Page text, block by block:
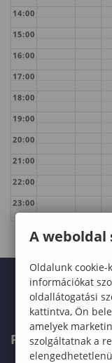
14:00
15:00
16:00
17:00
18:00
19:00
20:00
21:00
22:00
23:00
A weboldal
Oldalunk cookie-
információkat
oldallátogatási
kattintva, Ön
amelyek
szolgáltatnak a